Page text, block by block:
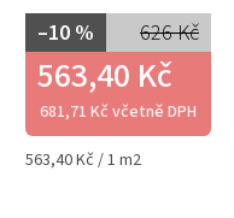
626 Kč
–10 %
563,40 Kč / 1 m2
563,40 Kč
681,71 Kč včetně DPH